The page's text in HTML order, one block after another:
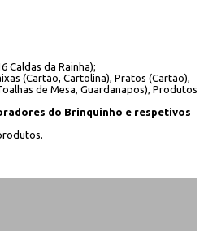
Caldas da Rainha);
(Cartão, Cartolina), Pratos (Cartão),
de Mesa, Guardanapos), Produtos
do Brinquinho e respetivos